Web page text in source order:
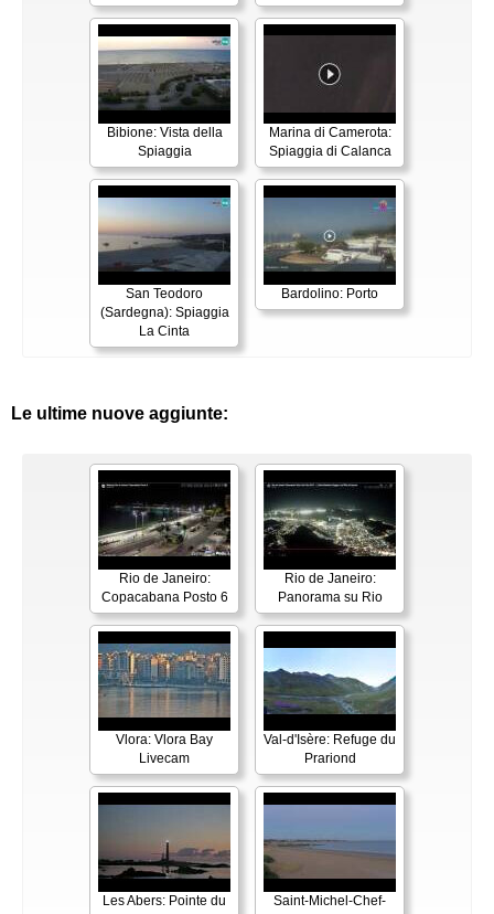
Bibione: Vista della
Spiaggia
Marina di Camerota:
Spiaggia di Calanca
San Teodoro
(Sardegna): Spiaggia
La Cinta
Bardolino: Porto
Le ultime nuove aggiunte:
Rio de Janeiro:
Copacabana Posto 6
Rio de Janeiro:
Panorama su Rio
Vlora: Vlora Bay
Livecam
Val-d'Isère: Refuge du
Prariond
Les Abers: Pointe du
Saint-Michel-Chef-